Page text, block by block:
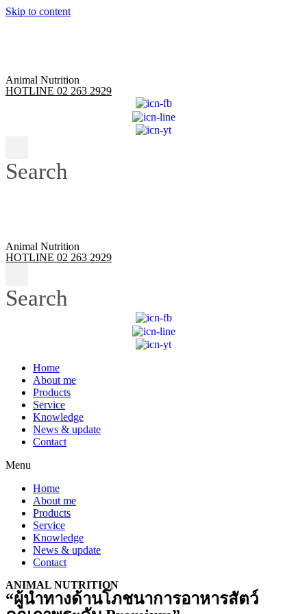
Skip to content
Animal Nutrition
HOTLINE 02 263 2929
Search
Animal Nutrition
HOTLINE 02 263 2929
Search
Home
About me
Products
Service
Knowledge
News & update
Contact
Menu
Home
About me
Products
Service
Knowledge
News & update
Contact
ANIMAL NUTRITION
“ผู้นำทางด้านโภชนาการอาหารสัตว์